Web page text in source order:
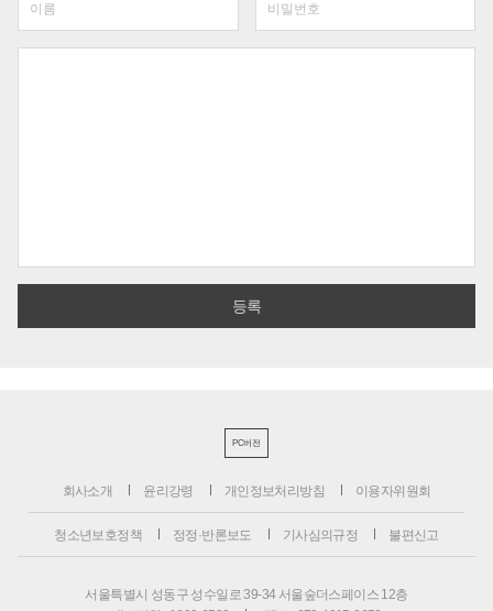
PC버전
회사소개 윤리강령 개인정보처리방침 이용자위원회
청소년보호정책 정정·반론보도 기사심의규정 불편신고
서울특별시 성동구 성수일로 39-34 서울숲더스페이스 12층